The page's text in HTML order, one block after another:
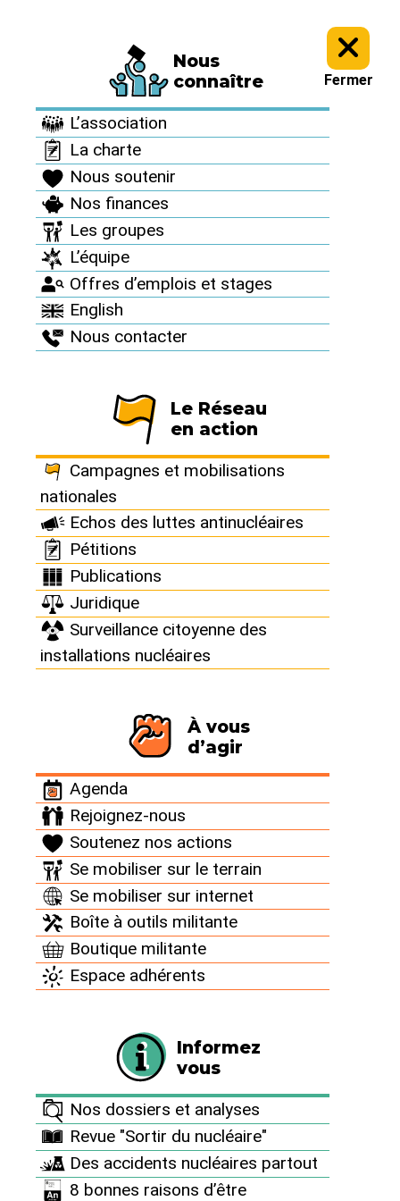
Nous
connaître
L’association
La charte
Nous soutenir
Nos finances
Les groupes
L’équipe
Offres d’emplois et stages
English
Nous contacter
Le Réseau
en action
Campagnes et mobilisations
nationales
Echos des luttes antinucléaires
Pétitions
Publications
Juridique
Surveillance citoyenne des
installations nucléaires
À vous
d’agir
Agenda
Rejoignez-nous
Soutenez nos actions
Se mobiliser sur le terrain
Se mobiliser sur internet
Boîte à outils militante
Boutique militante
Espace adhérents
Informez
vous
Nos dossiers et analyses
Revue "Sortir du nucléaire"
Des accidents nucléaires partout
8 bonnes raisons d’être
Fermer
Informez vous > Des accidents nucléaires partout >
Des accidents
nucléaires partout
France : Chinon :
Légères traces de
contamination
pour cinq
intervenants
Pendant les
opérations
de fermeture
de la cuve du
réacteur, les
balises de
surveillance
se sont
déclenchées.
qui se trouvaient dans le bâtiment réacteur au
moment de l’alarme, 5 présentaient une
contamination inférieure à 0,5 mSv.
Depuis le 5 mai 2012, l’unité de production n°4 est
en arrêt programmé pour le rechargement du